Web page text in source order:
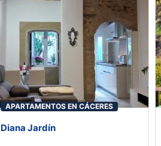
APARTAMENTOS EN CÁCERES
Diana Jardín